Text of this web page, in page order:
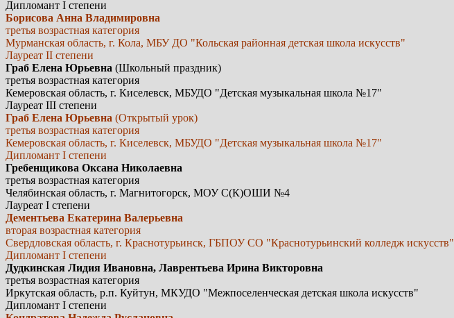
Дипломант I степени
Борисова Анна Владимировна
третья возрастная категория
Мурманская область, г. Кола, МБУ ДО "Кольская районная детская школа искусств"
Лауреат II степени
Граб Елена Юрьевна (Школьный праздник)
третья возрастная категория
Кемеровская область, г. Киселевск, МБУДО "Детская музыкальная школа №17"
Лауреат III степени
Граб Елена Юрьевна (Открытый урок)
третья возрастная категория
Кемеровская область, г. Киселевск, МБУДО "Детская музыкальная школа №17"
Дипломант I степени
Гребенщикова Оксана Николаевна
третья возрастная категория
Челябинская область, г. Магнитогорск, МОУ С(К)ОШИ №4
Лауреат I степени
Дементьева Екатерина Валерьевна
вторая возрастная категория
Свердловская область, г. Краснотурьинск, ГБПОУ СО "Краснотурьинский колледж искусств"
Дипломант I степени
Дудкинская Лидия Ивановна, Лаврентьева Ирина Викторовна
третья возрастная категория
Иркутская область, р.п. Куйтун, МКУДО "Межпоселенческая детская школа искусств"
Дипломант I степени